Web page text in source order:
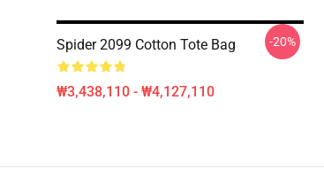
Spider 2099 Cotton Tote Bag
₩3,438,110 - ₩4,127,110
-20%